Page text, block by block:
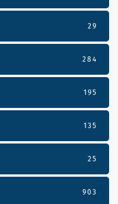
29
284
195
135
25
903